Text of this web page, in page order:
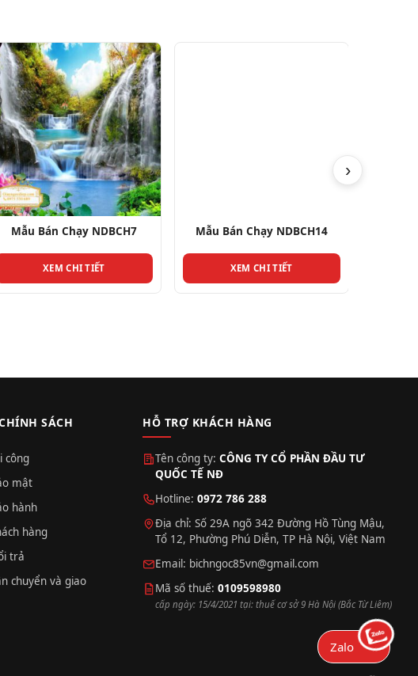
Mẫu Bán Chạy NDBCH7
XEM CHI TIẾT
Mẫu Bán Chạy NDBCH14
XEM CHI TIẾT
›
SÁCH
công
mật
hành
hàng
trả
chuyển và giao
HỖ TRỢ KHÁCH HÀNG
Tên công ty:CÔNG TY CỔ PHẦN ĐẦU TƯ
QUỐC TẾ NĐ
Hotline:0972 786 288
Địa chỉ: Số 29A ngõ 342 Đường Hồ Tùng Mậu,
Tổ 12, Phường Phú Diễn, TP Hà Nội, Việt Nam
Email: bichngoc85vn@gmail.com
Mã số thuế:0109598980
cấp ngày: 15/4/2021 tại: thuế cơ sở 9 Hà Nội (Bắc Từ Liêm)
Zalo